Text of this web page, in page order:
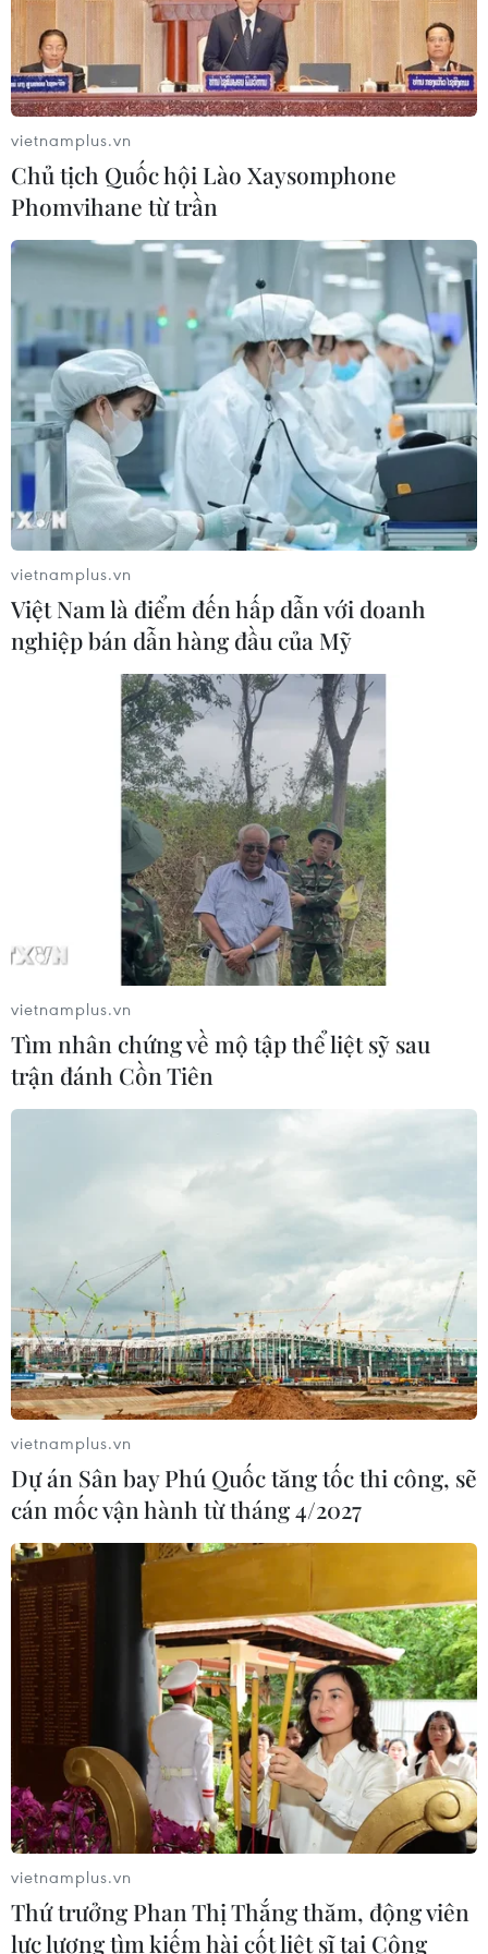
vietnamplus.vn
Chủ tịch Quốc hội Lào Xaysomphone
Phomvihane từ trần
vietnamplus.vn
Việt Nam là điểm đến hấp dẫn với doanh
nghiệp bán dẫn hàng đầu của Mỹ
vietnamplus.vn
Tìm nhân chứng về mộ tập thể liệt sỹ sau
trận đánh Cồn Tiên
vietnamplus.vn
Dự án Sân bay Phú Quốc tăng tốc thi công, sẽ
cán mốc vận hành từ tháng 4/2027
vietnamplus.vn
Thứ trưởng Phan Thị Thắng thăm, động viên
lực lượng tìm kiếm hài cốt liệt sĩ tại Công